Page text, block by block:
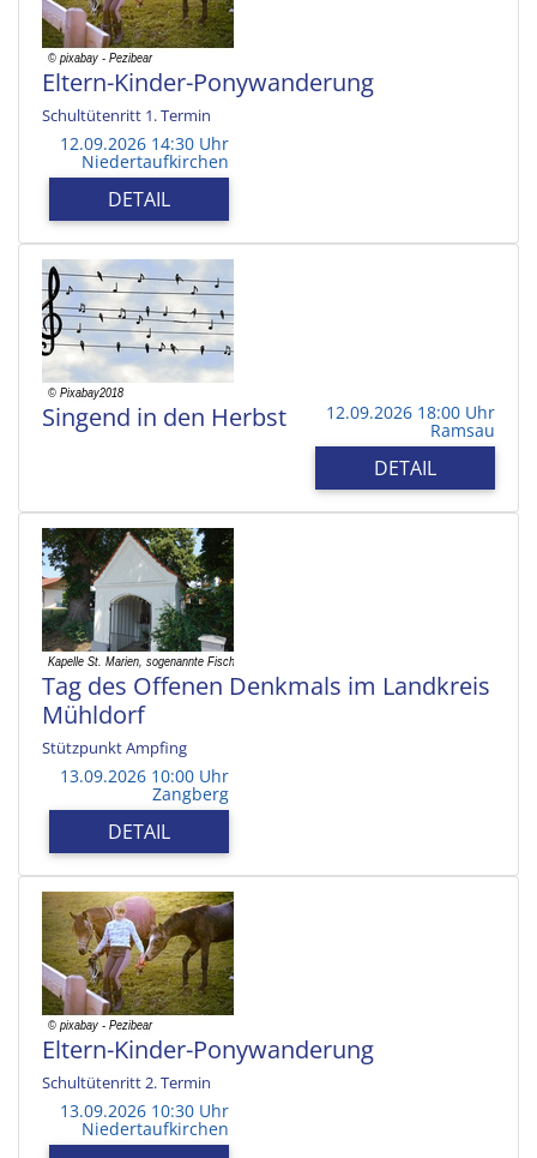
Eltern-Kinder-Ponywanderung
Schultütenritt 1. Termin
12.09.2026 14:30 Uhr
Niedertaufkirchen
DETAIL
Singend in den Herbst 12.09.2026 18:00 Uhr
Ramsau
DETAIL
Tag des Offenen Denkmals im Landkreis
Mühldorf
Stützpunkt Ampfing
13.09.2026 10:00 Uhr
Zangberg
DETAIL
Eltern-Kinder-Ponywanderung
Schultütenritt 2. Termin
13.09.2026 10:30 Uhr
Niedertaufkirchen